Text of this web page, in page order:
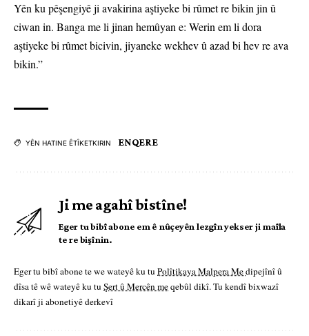
Yên ku pêşengiyê ji avakirina aştiyeke bi rûmet re bikin jin û
ciwan in. Banga me li jinan hemûyan e: Werin em li dora
aştiyeke bi rûmet bicivin, jiyaneke wekhev û azad bi hev re ava
bikin.”
YÊN HATINE ÊTÎKETKIRIN ENQERE
Ji me agahî bistîne!
Eger tu bibî abone em ê nûçeyên lezgîn yekser ji maîla
te re bişînin.
Eger tu bibî abone te we wateyê ku tu Polîtikaya Malpera Medipejînî û
dîsa tê wê wateyê ku tu Şert û Mercên meqebûl dikî. Tu kendî bixwazî
dikarî ji abonetiyê derkevî